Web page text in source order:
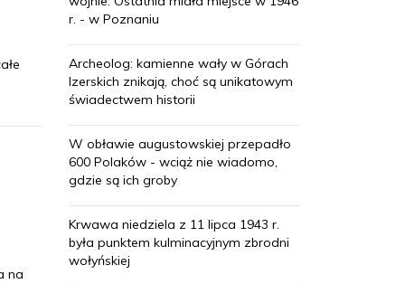
na
r. - w Poznaniu
Archeolog: kamienne wały w Górach
Izerskich znikają, choć są unikatowym
świadectwem historii
W obławie augustowskiej przepadło
600 Polaków - wciąż nie wiadomo,
gdzie są ich groby
Krwawa niedziela z 11 lipca 1943 r.
była punktem kulminacyjnym zbrodni
wołyńskiej